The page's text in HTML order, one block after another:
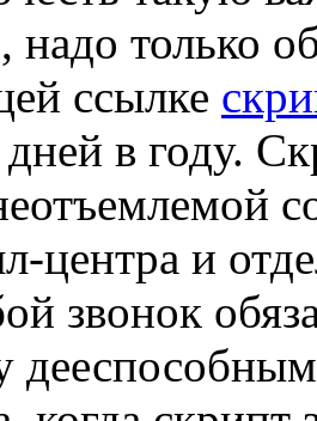
надо только
ссылке
в году.
центра и
звонок